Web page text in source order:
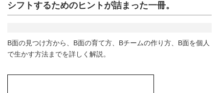
シフトするためのヒントが詰まった一冊。
B面の見つけ方から、B面の育て方、Bチームの作り方、B面を個人
で生かす方法までを詳しく解説。